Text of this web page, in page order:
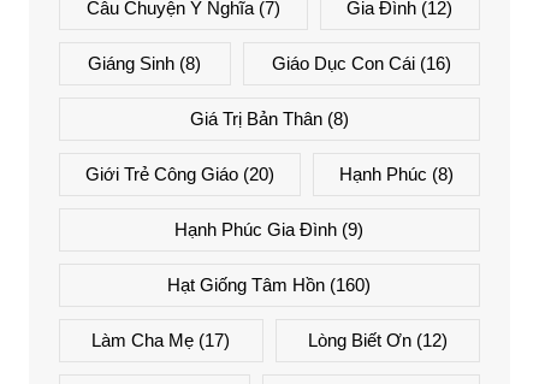
Câu Chuyện Ý Nghĩa(7) Gia Đình (12)
Giáng Sinh (8) Giáo Dục Con Cái(16)
Giá Trị Bản Thân(8)
Giới Trẻ Công Giáo(20) Hạnh Phúc (8)
Hạnh Phúc Gia Đình (9)
Hạt Giống Tâm Hồn (160)
Làm Cha Mẹ (17) Lòng Biết Ơn(12)